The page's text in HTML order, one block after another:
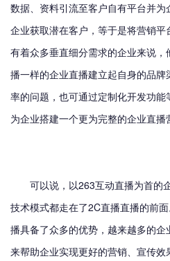
数据、资料引流至客户自有平台并
企业获取潜在客户，等于是将营销
有着众多垂直细分需求的企业来说
播一样的企业直播建立起自身的品
率的问题，也可通过定制化开发功能
为企业搭建一个更为完整的企业直播
可以说，以263互动直播为首的
技术模式都走在了2C直播直播的前
播具备了众多的优势，越来越多的
来帮助企业实现更好的营销、宣传效